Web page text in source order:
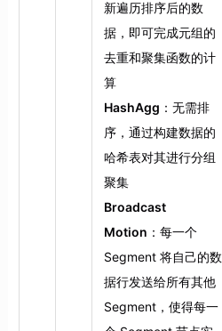
新遍历排序后的数
据，即可完成元组的
去重和聚集函数的计
算
HashAgg ：无需排
序，通过构建数据的
哈希表对其进行分组
聚集
Broadcast
Motion ：每一个
Segment 将自己的数
据行发送给所有其他
Segment，使得每一